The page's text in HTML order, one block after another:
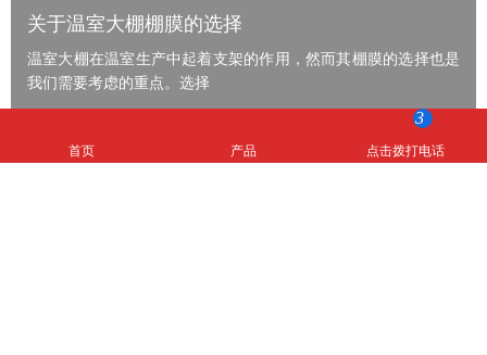
关于温室大棚棚膜的选择
温室大棚在温室生产中起着支架的作用，然而其棚膜的选择也是
我们需要考虑的重点。选择
首页 产品
3
点击拨打电话